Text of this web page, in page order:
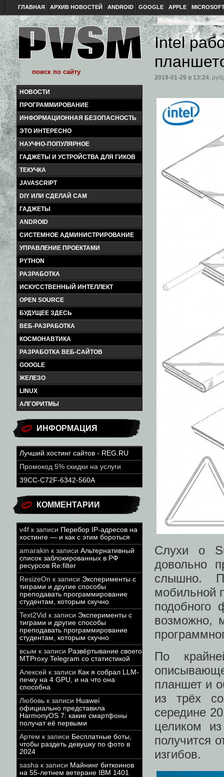
ГЛАВНАЯ АРХИВ НОВОСТЕЙ ANDROID GOOGLE APPLE
НОВОСТИ
ПРОГРАММИРОВАНИЕ
ИНФОРМАЦИОННАЯ БЕЗОПАСНОСТЬ
ЭТО ИНТЕРЕСНО
НАУЧНО-ПОПУЛЯРНОЕ
ГАДЖЕТЫ И УСТРОЙСТВА ДЛЯ ГИКОВ
ТЕКУЧКА
JAVASCRIPT
DIY ИЛИ СДЕЛАЙ САМ
ГАДЖЕТЫ
ANDROID
СИСТЕМНОЕ АДМИНИСТРИРОВАНИЕ
УПРАВЛЕНИЕ ПРОЕКТАМИ
PYTHON
РАЗРАБОТКА
ИСКУССТВЕННЫЙ ИНТЕЛЛЕКТ
OPEN SOURCE
БУДУЩЕЕ ЗДЕСЬ
ВЕБ-РАЗРАБОТКА
КОСМОНАВТИКА
РАЗРАБОТКА ВЕБ-САЙТОВ
GOOGLE
ЖЕЛЕЗО
LINUX
АЛГОРИТМЫ
ИНФОРМАЦИЯ
Лучший хостинг сайтов - REG.RU
Промокод 5% скидки на услуги
39CC-C72F-6342-560A
КОММЕНТАРИИ
v4f к записи Перебор IP-адресов на
хостинге — и как с этим бороться
amarakin к записи Альтернативный
список заблокированных в РФ
ресурсов Re:filter
ResizeOn к записи Эксперименты с
тиграми и другие способы
преподавать программирование
студентам, которым скучно
Text2Vid к записи Эксперименты с
тиграми и другие способы
преподавать программирование
студентам, которым скучно
всым к записи Развёртывание своего
MTProxy Telegram со статистикой
Алексей к записи Как я собрал LLM-
печку на 4 GPU, и на что она
способна
Любовь к записи Huawei
официально представила
HarmonyOS 7: какие смартфоны
получат её первыми
Артем к записи Бесплатные боты,
чтобы раздеть девушку по фото в
2024
sasha к записи Майнинг биткоинов
на 55-летнем ветеране IBM 1401
Intel
2019-01-29 в 13:24,
Слухи о
довольно
слышно.
мобильной
подобного
возможно,
По
планшет и
из трёх
середине
целиком
получится
изгибов.